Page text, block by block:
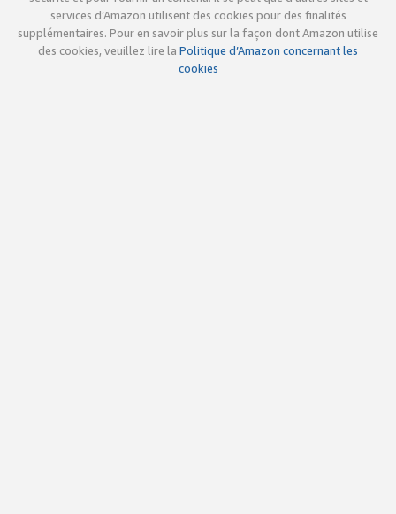
services d’Amazon utilisent des cookies pour des finalités
supplémentaires. Pour en savoir plus sur la façon dont Amazon utilise
des cookies, veuillez lire la Politique d’Amazon concernant les
cookies